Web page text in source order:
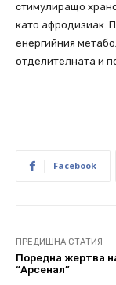
стимулиращо
като афродизиак.
енергийния
отделителната и
Facebook
ПРЕДИШНА СТАТИЯ
Поредна жертва
“Арсенал”